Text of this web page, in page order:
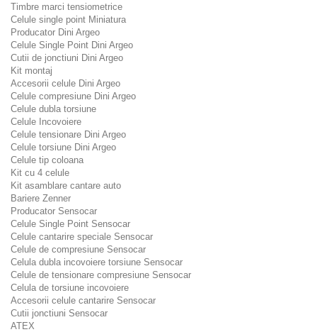
Timbre marci tensiometrice
Celule single point Miniatura
Producator Dini Argeo
Celule Single Point Dini Argeo
Cutii de jonctiuni Dini Argeo
Kit montaj
Accesorii celule Dini Argeo
Celule compresiune Dini Argeo
Celule dubla torsiune
Celule Incovoiere
Celule tensionare Dini Argeo
Celule torsiune Dini Argeo
Celule tip coloana
Kit cu 4 celule
Kit asamblare cantare auto
Bariere Zenner
Producator Sensocar
Celule Single Point Sensocar
Celule cantarire speciale Sensocar
Celule de compresiune Sensocar
Celula dubla incovoiere torsiune Sensocar
Celule de tensionare compresiune Sensocar
Celula de torsiune incovoiere
Accesorii celule cantarire Sensocar
Cutii jonctiuni Sensocar
ATEX